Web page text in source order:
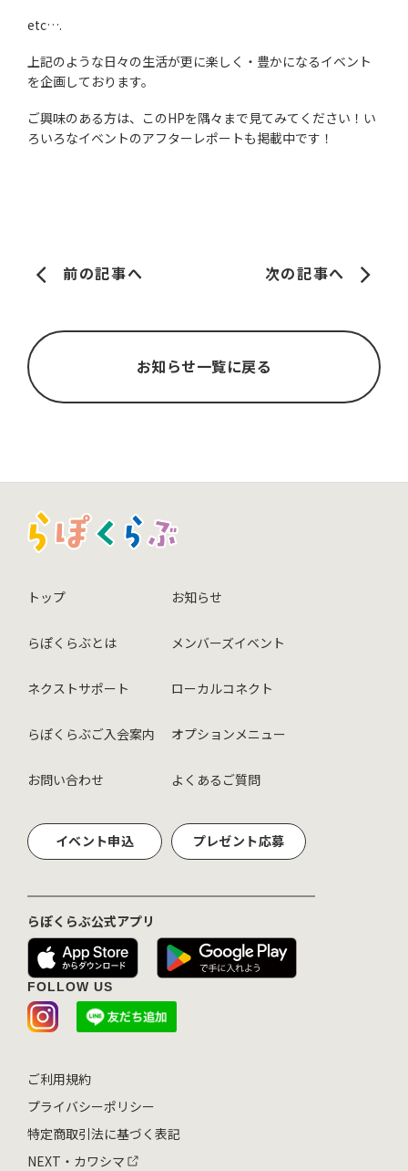
etc….
上記のような日々の生活が更に楽しく・豊かになるイベント
を企画しております。
ご興味のある方は、このHPを隅々まで見てみてください！い
ろいろなイベントのアフターレポートも掲載中です！
前の記事へ 次の記事へ
お知らせ一覧に戻る
トップ
らぽくらぶとは
ネクストサポート
らぽくらぶご入会案内
お問い合わせ
お知らせ
メンバーズイベント
ローカルコネクト
オプションメニュー
よくあるご質問
イベント申込 プレゼント応募
らぽくらぶ公式アプリ
FOLLOW US
ご利用規約
プライバシーポリシー
特定商取引法に基づく表記
NEXT・カワシマ